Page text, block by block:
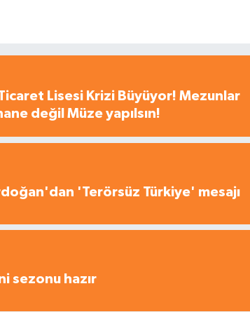
Lisesi Krizi Büyüyor! Mezunlar
değil Müze yapılsın!
'Terörsüz Türkiye' mesajı
sezonu hazır